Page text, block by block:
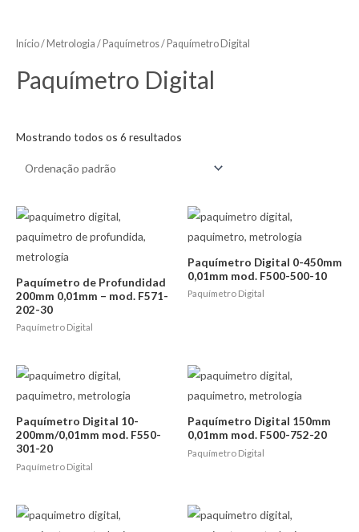
Início/Metrologia /Paquímetros/ Paquímetro Digital
Paquímetro Digital
Mostrando todos os 6 resultados
Paquímetro de Profundidad
200mm 0,01mm – mod. F571-
202-30
Paquímetro Digital
Paquímetro Digital 0-450mm
0,01mm mod. F500-500-10
Paquímetro Digital
Paquímetro Digital 10-
200mm/0,01mm mod. F550-
301-20
Paquímetro Digital
Paquímetro Digital 150mm
0,01mm mod. F500-752-20
Paquímetro Digital